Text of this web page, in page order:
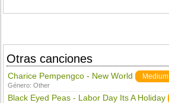
Otras canciones
Charice Pempengco - New World Medium
Género:Other
Black Eyed Peas - Labor Day Its A Holiday